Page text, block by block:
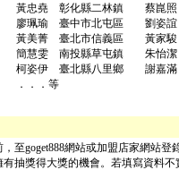
黃忠堯 彰化縣二林鎮 蔡崑照
廖珮瑜 臺中市北屯區 劉姿誼
黃美菁 臺北市信義區 黃家駿
簡慧雯 南投縣草屯鎮 朱怡潔
柯姿伊 臺北縣八里鄉 謝嘉
．．．等
至goget888網站或加盟店家網站登
抽獎得大獎的機會。若填寫資料